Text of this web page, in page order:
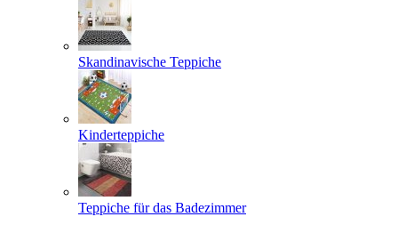
Skandinavische Teppiche
Kinderteppiche
Teppiche für das Badezimmer